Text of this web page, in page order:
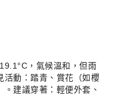
，氣候溫和，但雨
活動：踏青、賞花（如櫻
建議穿著：輕便外套、